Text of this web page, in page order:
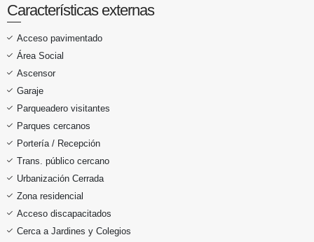
Características externas
Acceso pavimentado
Área Social
Ascensor
Garaje
Parqueadero visitantes
Parques cercanos
Portería / Recepción
Trans. público cercano
Urbanización Cerrada
Zona residencial
Acceso discapacitados
Cerca a Jardines y Colegios